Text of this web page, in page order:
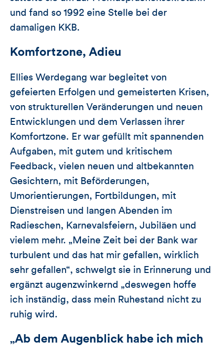
und fand so 1992 eine Stelle bei der
damaligen KKB.
Komfortzone, Adieu
Ellies Werdegang war begleitet von
gefeierten Erfolgen und gemeisterten Krisen,
von strukturellen Veränderungen und neuen
Entwicklungen und dem Verlassen ihrer
Komfortzone. Er war gefüllt mit spannenden
Aufgaben, mit gutem und kritischem
Feedback, vielen neuen und altbekannten
Gesichtern, mit Beförderungen,
Umorientierungen, Fortbildungen, mit
Dienstreisen und langen Abenden im
Radieschen, Karnevalsfeiern, Jubiläen und
vielem mehr. „Meine Zeit bei der Bank war
turbulent und das hat mir gefallen, wirklich
sehr gefallen“, schwelgt sie in Erinnerung und
ergänzt augenzwinkernd „deswegen hoffe
ich inständig, dass mein Ruhestand nicht zu
ruhig wird.
„Ab dem Augenblick habe ich mich